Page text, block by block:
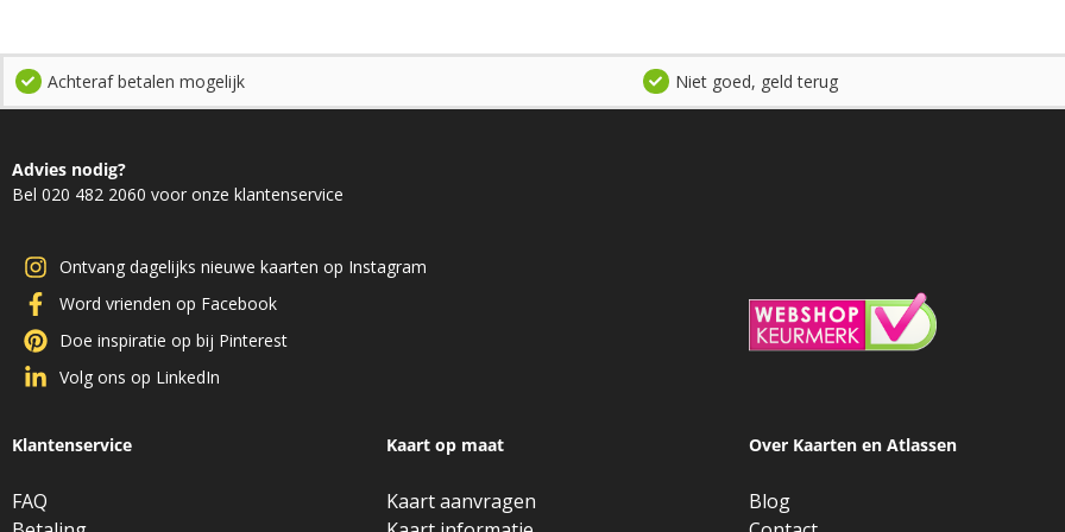
Achteraf betalen mogelijk Niet goed, geld terug
Advies nodig?
Bel 020 482 2060 voor onze klantenservice
Ontvang dagelijks nieuwe kaarten op Instagram
Word vrienden op Facebook
Doe inspiratie op bij Pinterest
Volg ons op LinkedIn
Klantenservice
FAQ
Kaart op maat
Kaart aanvragen
Over Kaarten en Atlassen
Blog